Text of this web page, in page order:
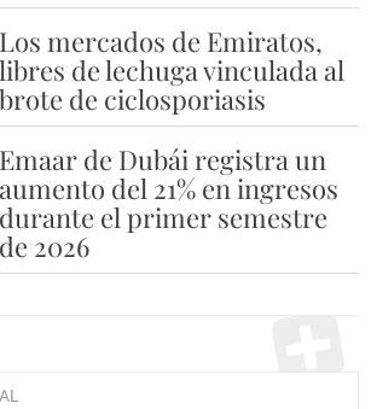
Los mercados de Emiratos,
libres de lechuga vinculada al
brote de ciclosporiasis
Emaar de Dubái registra un
aumento del 21% en ingresos
durante el primer semestre
de 2026